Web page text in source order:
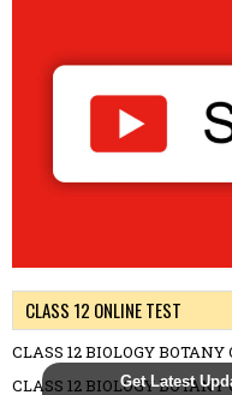
Get Latest
CLASS 12 ONLINE TEST
CLASS 12 BIOLOGY BOTANY
CLASS 12 BIOLOGY BOTANY